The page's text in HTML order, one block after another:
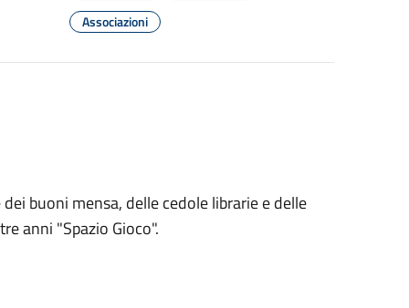
Associazioni
buoni mensa, delle cedole librarie e delle
anni "Spazio Gioco".